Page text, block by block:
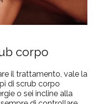
corpo
il trattamento, vale la
di scrub corpo
o sei incline alla